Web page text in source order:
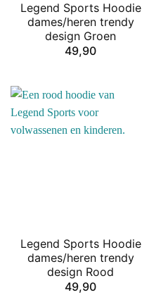
Legend Sports Hoodie
dames/heren trendy
design Groen
49,90
Legend Sports Hoodie
dames/heren trendy
design Rood
49,90